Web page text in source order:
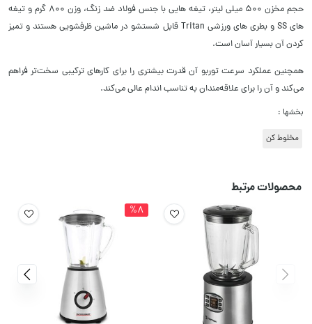
حجم مخزن 500 میلی لیتر، تیغه هایی با جنس فولاد ضد زنگ، وزن 800 گرم و تیغه
های SS و بطری های ورزشی Tritan قابل شستشو در ماشین ظرفشویی هستند و تمیز
کردن آن بسیار آسان است.
همچنین عملکرد سرعت توربو آن قدرت بیشتری را برای کارهای ترکیبی سخت‌تر فراهم
می‌کند و آن را برای علاقه‌مندان به تناسب اندام عالی می‌کند.
بخشها :
مخلوط کن
محصولات مرتبط
%8